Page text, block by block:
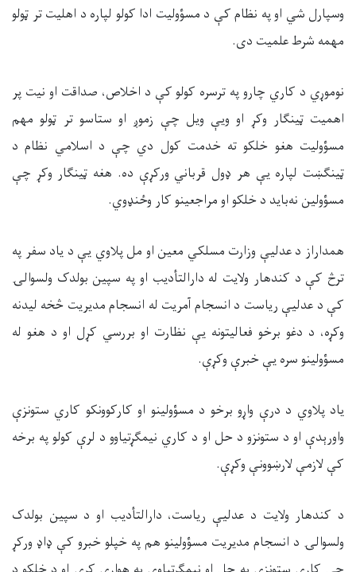
وسپارل شي او په نظام کې د مسؤولیت ادا کولو لپاره د اهلیت تر ټولو
مهمه شرط علمیت دی.
نوموړي د کاري چارو په ترسره کولو کې د اخلاص، صداقت او نیت پر
اهمیت ټینګار وکړ او ویې ویل چې زموږ او ستاسو تر ټولو مهم
مسؤولیت هغو خلکو ته خدمت کول دي چې د اسلامي نظام د
ټینګښت لپاره یې هر ډول قرباني ورکړې ده. هغه ټینګار وکړ چې
مسؤولین نه‌باید د خلکو او مراجعینو کار وځنډوي.
همداراز د عدلیې وزارت مسلکي معین او مل پلاوي یې د یاد سفر په
ترڅ کې د کندهار ولایت له دارالتأدیب او په سپین بولدک ولسوالۍ
کې د عدلیې ریاست د انسجام آمریت له انسجام مدیریت څخه لیدنه
وکړه، د دغو برخو فعالیتونه یې نظارت او بررسي کړل او د هغو له
مسؤولینو سره یې خبرې وکړې.
یاد پلاوي د درې ‌واړو برخو د مسؤولینو او کارکوونکو کاري ستونزې
واورېدې او د ستونزو د حل او د کاري نیمګړتیاوو د لرې کولو په برخه
کې لازمې لارښوونې وکړې.
د کندهار ولایت د عدلیې ریاست، دارالتأدیب او د سپین بولدک
ولسوالۍ د انسجام مدیریت مسؤولینو هم په خپلو خبرو کې ډاډ ورکړ